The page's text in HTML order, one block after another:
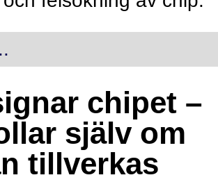
chipet –
själv om
tillverkas